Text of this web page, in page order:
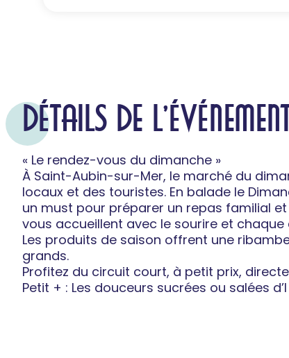
DÉTAILS DE L'ÉVÉNEMENT
« Le rendez-vous du dimanche »
À Saint-Aubin-sur-Mer, le marché du
locaux et des touristes. En balade le
un must pour préparer un repas familial
vous accueillent avec le sourire et
Les produits de saison offrent une
grands.
Profitez du circuit court, à petit prix,
Petit + : Les douceurs sucrées ou salées